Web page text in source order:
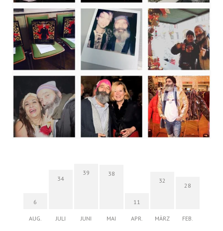
6
AUG.
34
JULI
39
JUNI
38
MAI
11
APR.
32
MÄRZ
28
FEB.